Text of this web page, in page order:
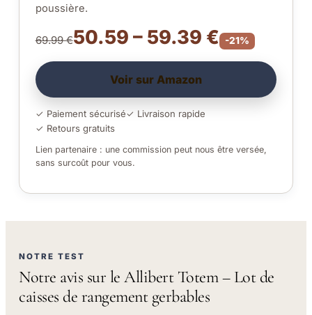
poussière.
69.99 €50.59 – 59.39 € -21%
Voir sur Amazon
✓ Paiement sécurisé✓ Livraison rapide
✓ Retours gratuits
Lien partenaire : une commission peut nous être versée,
sans surcoût pour vous.
NOTRE TEST
Notre avis sur le Allibert Totem – Lot de
caisses de rangement gerbables